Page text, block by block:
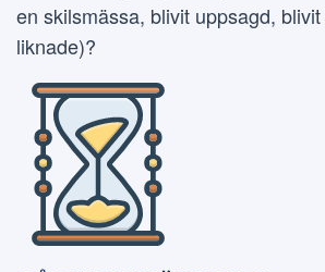
en skilsmässa, blivit uppsagd,
liknade)?